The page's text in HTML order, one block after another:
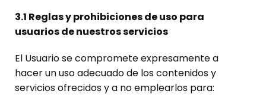
3.1 Reglas y prohibiciones de uso para
usuarios de nuestros servicios
El Usuario se compromete expresamente a
hacer un uso adecuado de los contenidos y
servicios ofrecidos y a no emplearlos para: